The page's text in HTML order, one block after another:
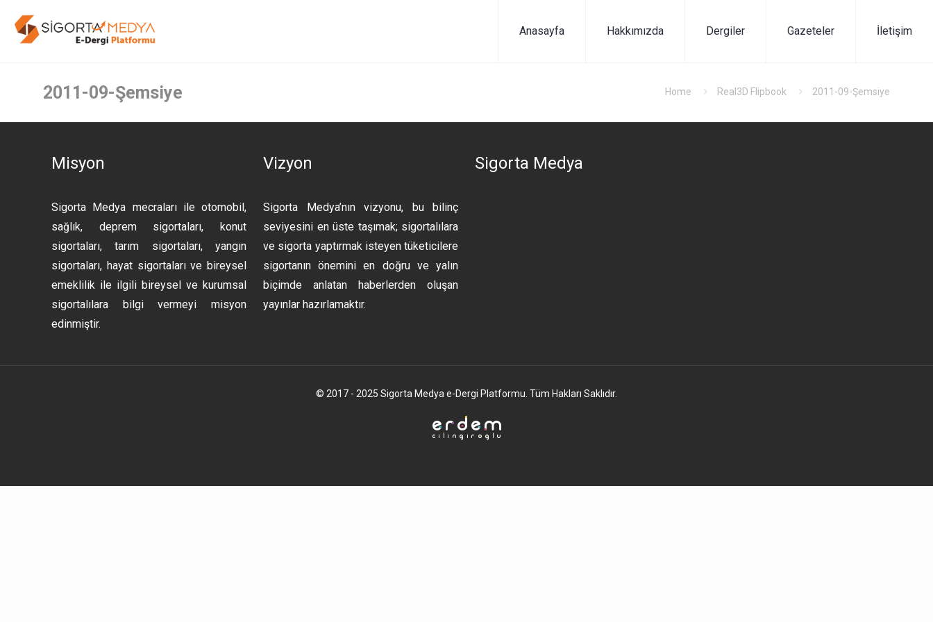
Anasayfa Hakkımızda Dergiler Gazeteler İletişim
2011-09-Şemsiye Home Real3D Flipbook 2011-09-Şemsiye
Misyon
Sigorta Medya mecraları ile otomobil,
sağlık, deprem sigortaları, konut
sigortaları, tarım sigortaları, yangın
sigortaları, hayat sigortaları ve bireysel
emeklilik ile ilgili bireysel ve kurumsal
sigortalılara bilgi vermeyi misyon
edinmiştir.
Vizyon
Sigorta Medya’nın vizyonu, bu bilinç
seviyesini en üste taşımak; sigortalılara
ve sigorta yaptırmak isteyen tüketicilere
sigortanın önemini en doğru ve yalın
biçimde anlatan haberlerden oluşan
yayınlar hazırlamaktır.
Sigorta Medya
© 2017 - 2025 Sigorta Medya e-Dergi Platformu. Tüm Hakları Saklıdır.